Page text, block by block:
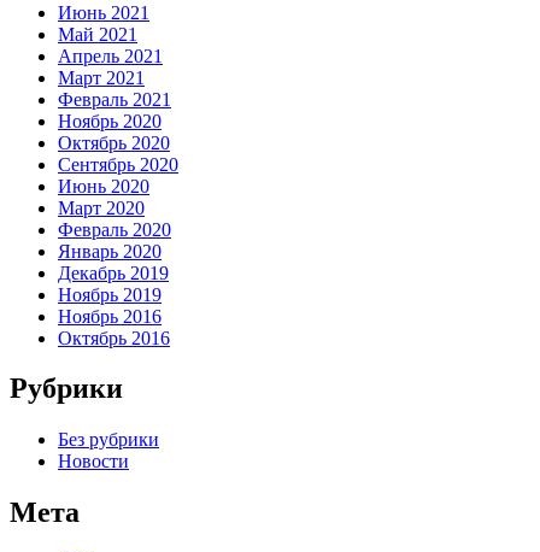
Июнь 2021
Май 2021
Апрель 2021
Март 2021
Февраль 2021
Ноябрь 2020
Октябрь 2020
Сентябрь 2020
Июнь 2020
Март 2020
Февраль 2020
Январь 2020
Декабрь 2019
Ноябрь 2019
Ноябрь 2016
Октябрь 2016
Рубрики
Без рубрики
Новости
Мета